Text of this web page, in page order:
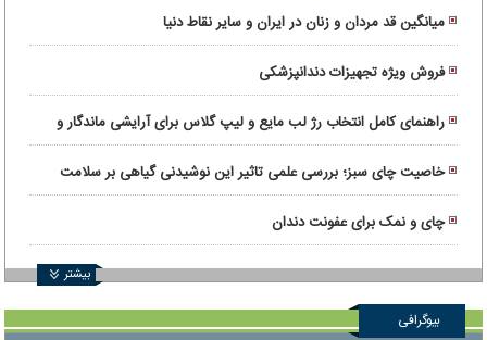
میانگین قد مردان و زنان در ایران و سایر نقاط دنیا
فروش ویژه تجهیزات دندانپزشکی
راهنمای کامل انتخاب رژ لب مایع و لیپ گلاس برای آرایشی ماندگار و
درخشان
خاصیت چای سبز؛ بررسی علمی تاثیر این نوشیدنی گیاهی بر سلامت
بدنچای و نمک برای عفونت دندان
بیشتر
بیوگرافی